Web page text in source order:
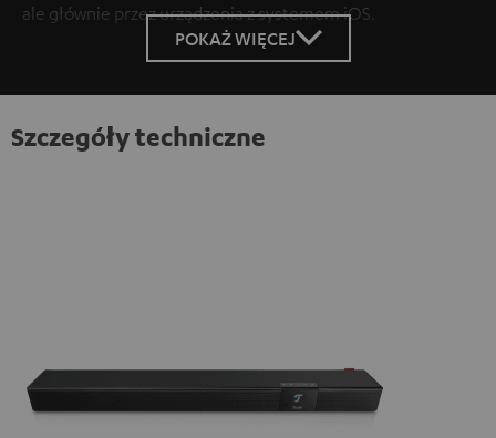
ale głównie przez urządzenia z systemem iOS.
POKAŻ WIĘCEJ
Szczegóły techniczne